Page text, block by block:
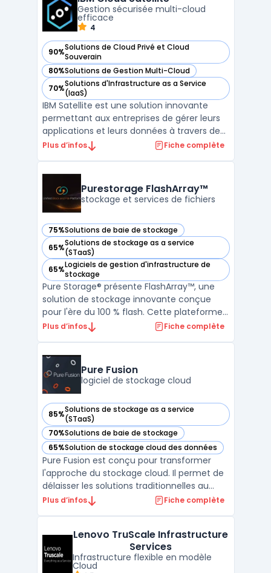
rédu ...
Gestion sécurisée multi-cloud
efficace
4
90%Solutions de Cloud Privé et Cloud
Souverain
— voir IBM Cloud Satellite dans cette catégorie
80%Solutions de Gestion Multi-Cloud
— voir IBM Cloud Satellite dans cette catégorie
70%Solutions d'Infrastructure as a Service
(IaaS)
— voir IBM Cloud Satellite dans cette catégorie
IBM Satellite est une solution innovante
permettant aux entreprises de gérer leurs
applications et leurs données à travers des
environnements cloud variés. Grâce à IBM
tout en conservant un contrôle centralisé.
Cet ...
Plus d’infos Fiche complète
Purestorage FlashArray™
stockage et services de fichiers
75%Solutions de baie de stockage
— voir Purestorage FlashArray™ dans cette catégorie
65%Solutions de stockage as a service
(STaaS)
— voir Purestorage FlashArray™ dans cette catégorie
65%Logiciels de gestion d'infrastructure de
stockage
— voir Purestorage FlashArray™ dans cette catégorie
Pure Storage® présente FlashArray™, une
solution de stockage innovante conçue
pour l'ère du 100 % flash. Cette plateforme
offre une expérience native et unifiée en
de stockage en mode bloc et fichier
véritablement un ...
Plus d’infos Fiche complète
Pure Fusion
logiciel de stockage cloud
85%Solutions de stockage as a service
(STaaS)
— voir Pure Fusion dans cette catégorie
70%Solutions de baie de stockage
— voir Pure Fusion dans cette catégorie
65%Solution de stockage cloud des données
— voir Pure Fusion dans cette catégorie
Pure Fusion est conçu pour transformer
l'approche du stockage cloud. Il permet de
délaisser les solutions traditionnelles au
profit d'un modèle cloud en libre-service,
plateformes Pure Storage®. Il combine l ...
Plus d’infos Fiche complète
Lenovo TruScale Infrastructure
Services
Infrastructure flexible en modèle
Cloud